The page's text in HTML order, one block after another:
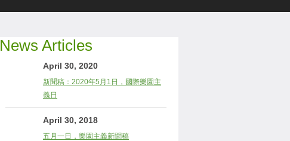
News Articles
April 30, 2020
新聞稿：2020年5月1日，國際樂園主
義日
April 30, 2018
五月一日，樂園主義新聞稿